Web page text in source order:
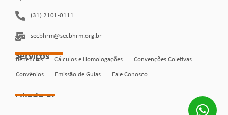
(31) 2101-0111
secbhrm@secbhrm.org.br
Serviços
Benefícios Cálculos e Homologações Convenções Coletivas
Convênios Emissão de Guias Fale Conosco
Filiado à: